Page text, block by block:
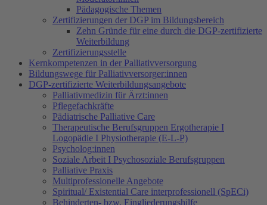
Pädagogische Themen
Zertifizierungen der DGP im Bildungsbereich
Zehn Gründe für eine durch die DGP-zertifizierte
Weiterbildung
Zertifizierungsstelle
Kernkompetenzen in der Palliativversorgung
Bildungswege für Palliativversorger:innen
DGP-zertifizierte Weiterbildungsangebote
Palliativmedizin für Ärzt:innen
Pflegefachkräfte
Pädiatrische Palliative Care
Therapeutische Berufsgruppen Ergotherapie I
Logopädie I Physiotherapie (E-L-P)
Psycholog:innen
Soziale Arbeit I Psychosoziale Berufsgruppen
Palliative Praxis
Multiprofessionelle Angebote
Spiritual/ Existential Care interprofessionell (SpECi)
Behinderten- bzw. Eingliederungshilfe